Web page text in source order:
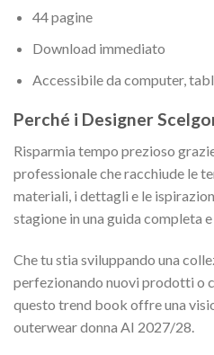
44 pagine
Download immediato
Accessibile da computer,
Perché i Designer
Risparmia tempo prezioso
professionale che racchiude le
materiali, i dettagli e le
stagione in una guida completa
Che tu stia sviluppando una
perfezionando nuovi prodotti o
questo trend book offre una
outerwear donna AI 2027/28.